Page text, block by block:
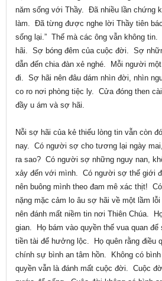
năm sống với Thầy. Đã nhiều lần chứng
làm. Đã từng được nghe lời Thầy tiên
sống lại.” Thế mà các ông vẫn không
hãi. Sợ bóng đêm của cuộc đời. Sợ
dẫn đến chia đàn xẻ nghé. Mỗi người
đi. Sợ hãi nên đâu dám nhìn đời, nhìn
co ro nơi phòng tiệc ly. Cửa đóng then
đầy u ám và sợ hãi.
Nỗi sợ hãi của kẻ thiếu lòng tin vẫn còn
nay. Có người sợ cho tương lại ngày
ra sao? Có người sợ những nguy nan,
xảy đến với mình. Có người sợ thế giới
nên buông mình theo đam mê xác thịt!
nặng mặc cảm lo âu sợ hãi về một lầm
nên đánh mất niềm tin nơi Thiên Chúa.
gian. Họ bám vào quyền thế vua quan
tiền tài để hưởng lộc. Họ quên rằng điều
chính sự bình an tâm hồn. Không có
quyền vẫn là đánh mất cuộc đời. Cuộc